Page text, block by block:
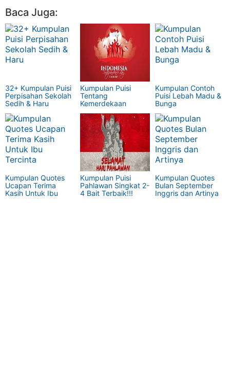
Baca Juga:
32+ Kumpulan Puisi
Perpisahan Sekolah
Sedih & Haru
Kumpulan Puisi
Tentang
Kemerdekaan
Kumpulan Contoh
Puisi Lebah Madu &
Bunga
Kumpulan Quotes
Ucapan Terima
Kasih Untuk Ibu
Kumpulan Puisi
Pahlawan Singkat 2-
4 Bait Terbaik!!!
Kumpulan Quotes
Bulan September
Inggris dan Artinya